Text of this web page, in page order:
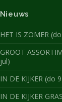
Nieuws
HET IS ZOMER
GROOT
jul)
IN DE KIJKER (do
IN DE KIJKER